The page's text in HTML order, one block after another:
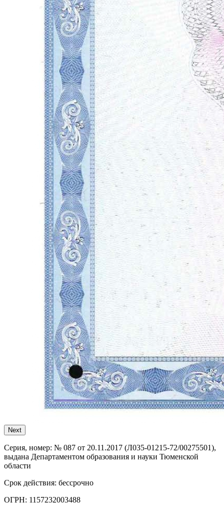
Next
Серия, номер: № 087 от 20.11.2017 (Л035-01215-72/00275501),
выдана Департаментом образования и науки Тюменской
области
Срок действия: бессрочно
ОГРН: 1157232003488